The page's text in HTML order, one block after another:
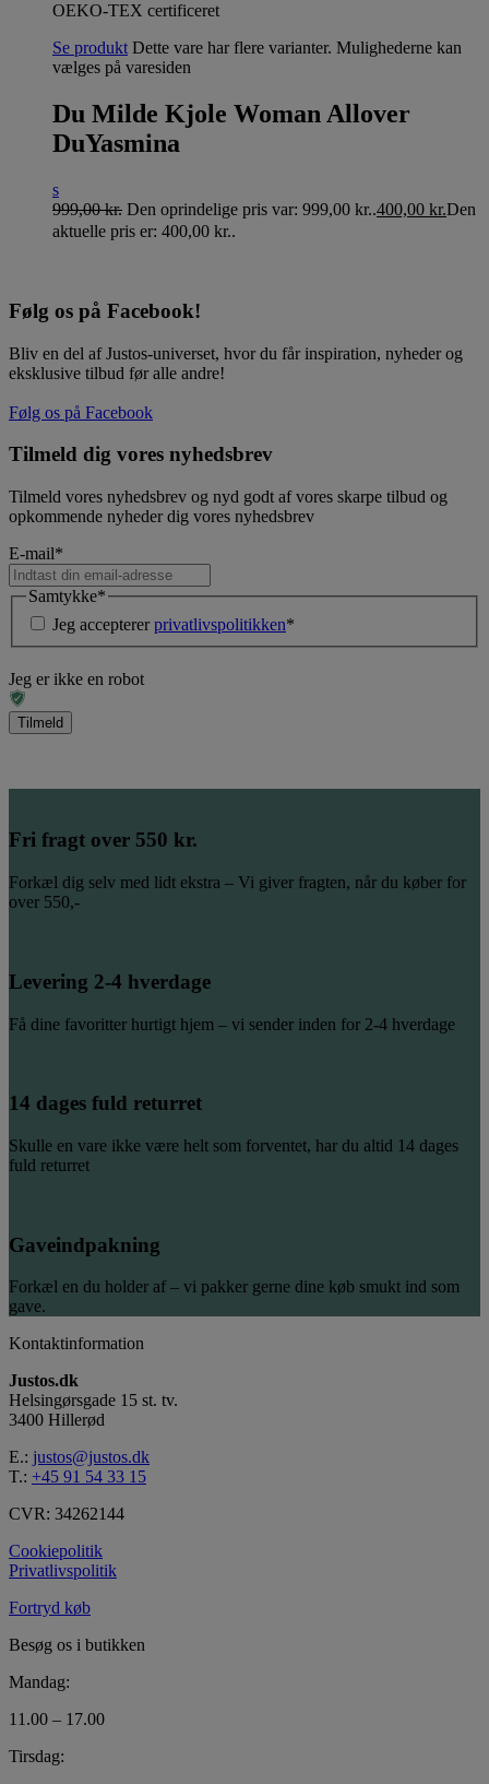
OEKO-TEX certificeret
Se produkt Dette vare har flere varianter. Mulighederne kan
vælges på varesiden
Du Milde Kjole Woman Allover
DuYasmina
s
999,00kr. Den oprindelige pris var: 999,00 kr..400,00 kr.Den
aktuelle pris er: 400,00 kr..
Følg os på Facebook!
Bliv en del af Justos-universet, hvor du får inspiration, nyheder og
eksklusive tilbud før alle andre!
Følg os på Facebook
Tilmeld dig vores nyhedsbrev
Tilmeld vores nyhedsbrev og nyd godt af vores skarpe tilbud og
opkommende nyheder dig vores nyhedsbrev
E-mail*
Samtykke*
Jeg accepterer privatlivspolitikken*
Jeg er ikke en robot
Fri fragt over 550 kr.
Forkæl dig selv med lidt ekstra – Vi giver fragten, når du køber for
over 550,-
Levering 2-4 hverdage
Få dine favoritter hurtigt hjem – vi sender inden for 2-4 hverdage
14 dages fuld returret
Skulle en vare ikke være helt som forventet, har du altid 14 dages
fuld returret
Gaveindpakning
Forkæl en du holder af – vi pakker gerne dine køb smukt ind som
gave.
Kontaktinformation
Justos.dk
Helsingørsgade 15 st. tv.
3400 Hillerød
E.: justos@justos.dk
T.: +45 91 54 33 15
CVR: 34262144
Cookiepolitik
Privatlivspolitik
Fortryd køb
Besøg os i butikken
Mandag:
11.00 – 17.00
Tirsdag: